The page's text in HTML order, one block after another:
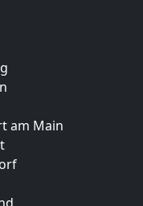
am Main